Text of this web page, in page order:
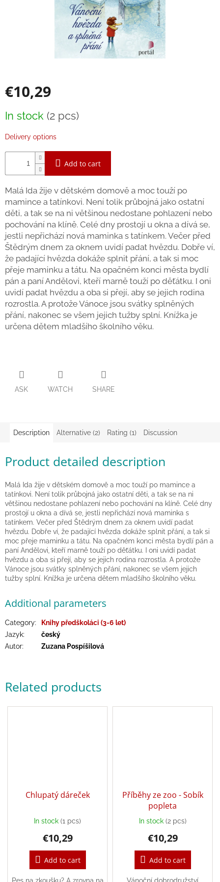
Wooden
Store
partner
Léto
-
moře,
sluníčko...
Back
to
school
Toys
per
Látkové
panenky
a
Puzzle
and
Costumes
Creative
toys
Waldorf
Dárkové
poukazy
Doplnkové
Brands
Login
€10,29
price:
In stock (2 pcs)
Delivery options
Add to cart
Malá Ida žije v dětském domově a moc touží po
mamince a tatínkovi. Není tolik průbojná jako ostatní
děti, a tak se na ni většinou nedostane pohlazení nebo
pochování na klíně. Celé dny prostojí u okna a dívá se,
jestli nepřichází nová maminka s tatínkem. Večer před
Štědrým dnem za oknem uvidí padat hvězdu. Dobře ví,
že padající hvězda dokáže splnit přání, a tak si moc
přeje maminku a tátu. Na opačném konci města bydlí
pán a paní Andělovi, kteří marně touží po děťátku. I oni
uvidí padat hvězdu a oba si přejí, aby se jejich rodina
rozrostla. A protože Vánoce jsou svátky splněných
přání, nakonec se všem jejich tužby splní. Knížka je
určena dětem mladšího školního věku.
ASK WATCH SHARE
Related products
Chlupatý dáreček
In stock (1 pcs)
€10,29
Add to cart
Příběhy ze zoo - Sobík
popleta
In stock (2 pcs)
€10,29
Add to cart
Description Alternative (2) Rating (1) Discussion
Product detailed description
Malá Ida žije v dětském domově a moc touží po mamince a
tatínkovi. Není tolik průbojná jako ostatní děti, a tak se na ni
většinou nedostane pohlazení nebo pochování na klíně. Celé dny
prostojí u okna a dívá se, jestli nepřichází nová maminka s
tatínkem. Večer před Štědrým dnem za oknem uvidí padat
hvězdu. Dobře ví, že padající hvězda dokáže splnit přání, a tak si
moc přeje maminku a tátu. Na opačném konci města bydlí pán a
paní Andělovi, kteří marně touží po děťátku. I oni uvidí padat
hvězdu a oba si přejí, aby se jejich rodina rozrostla. A protože
Vánoce jsou svátky splněných přání, nakonec se všem jejich
tužby splní. Knížka je určena dětem mladšího školního věku.
Additional parameters
Category:
Knihy předškoláci (3-6 let)
Jazyk:
český
Autor: Zuzana Pospíšilová